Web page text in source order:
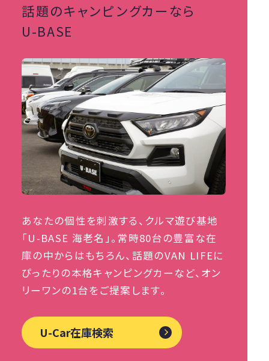
話題のキャンピングカーなら
U-BASE
あなたの個性を刺激する、クルマ遊び基地
「U-BASE 海老名」。常時80台の豊富な在
庫の中からはもちろん、話題のVAN LIFEに
ぴったりの本格キャンピングカーなど、オン
リーワンの1台をご提案します。
U-Car在庫検索